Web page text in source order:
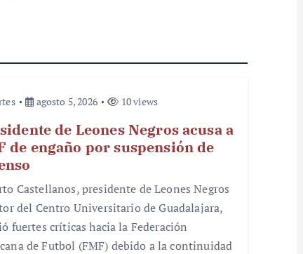
agosto 5, 2026 10 views
de Leones Negros acusa a
de engaño por suspensión de
Castellanos, presidente de Leones Negros
del Centro Universitario de Guadalajara,
fuertes críticas hacia la Federación
de Futbol (FMF) debido a la continuidad